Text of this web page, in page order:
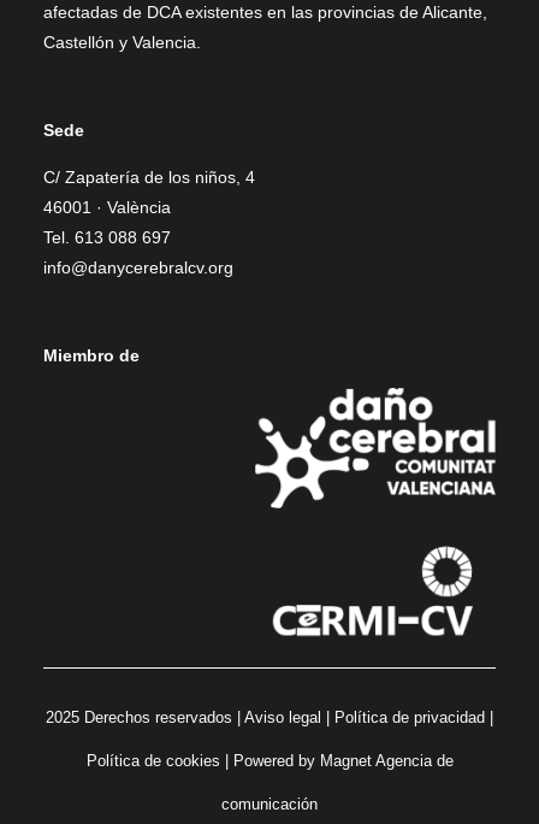
afectadas de DCA existentes en las provincias de Alicante,
Castellón y Valencia.
Sede
C/ Zapatería de los niños, 4
46001 · València
Tel. 613 088 697
info@danycerebralcv.org
Miembro de
2025 Derechos reservados | Aviso legal | Política de privacidad |
Política de cookies | Powered by Magnet Agencia de
comunicación